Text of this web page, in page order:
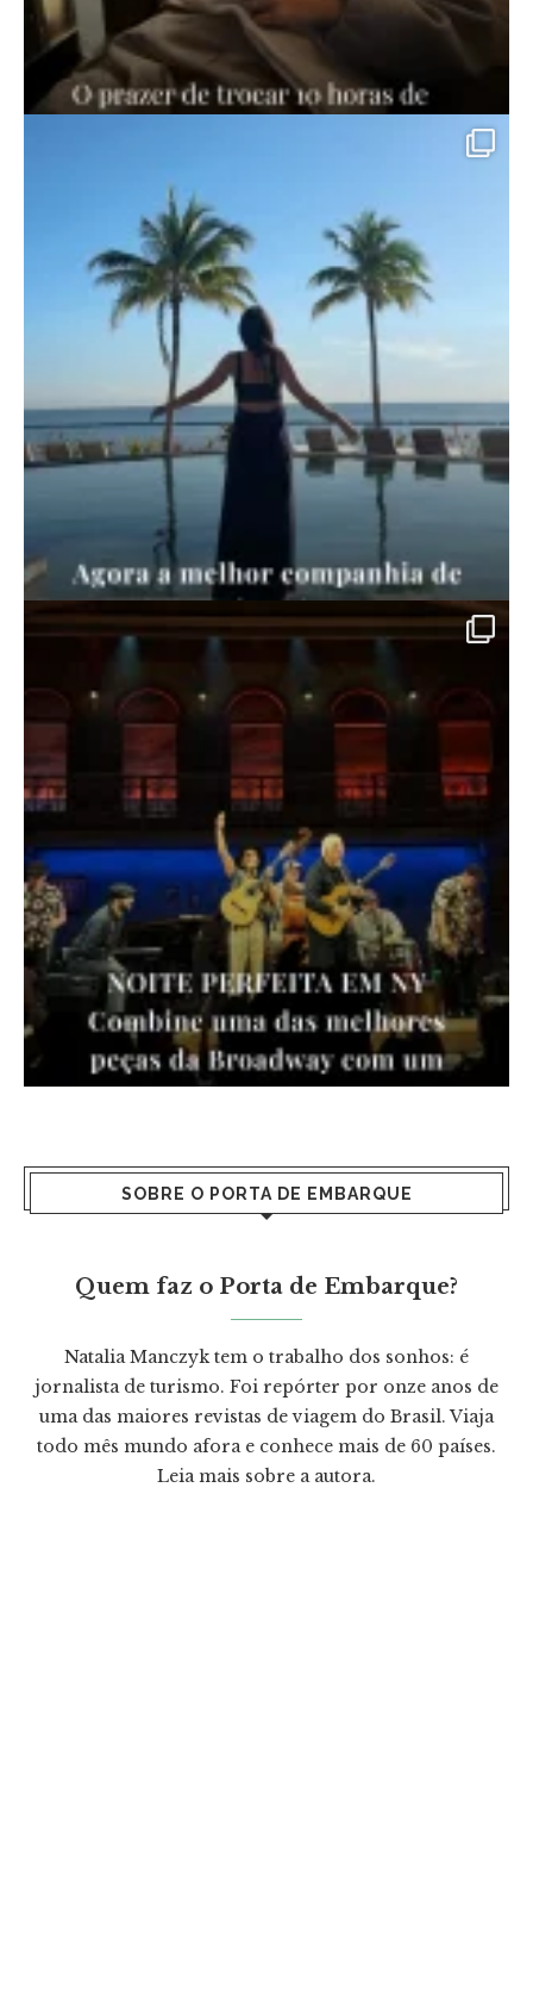
SOBRE O PORTA DE EMBARQUE
Quem faz o Porta de Embarque?
Natalia Manczyk tem o trabalho dos sonhos: é
jornalista de turismo. Foi repórter por onze anos de
uma das maiores revistas de viagem do Brasil. Viaja
todo mês mundo afora e conhece mais de 60 países.
Leia mais sobre a autora.